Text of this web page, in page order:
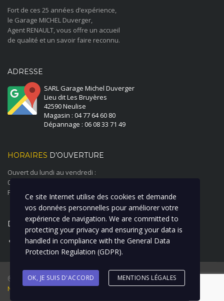
Fort de ces 25 années d’expérience,
le Garage MICHEL Duverger,
Agent RENAULT, vous offre un accueil
de qualité et un savoir faire reconnu.
ADRESSE
SARL Garage Michel Duverger
Lieu dit Les Bruyères
42590 Neulise
Magasin : 04 77 64 60 80
Dépannage : 06 08 33 71 49
HORAIRES D’OUVERTURE
Ouvert du lundi au vendredi :
08:00 à 12:00 - 14:00 à 18:00
Fermé le samedi et le dimanche
DERNIÈRE ACTUALITÉ
ATELIER CARROSSERIE PEINTURE
@ 2018 Garage Duverger Renault I Création : La Clique à Bill I
Mentions Légales
Ce site Internet utilise des cookies et demande
vos données personnelles pour améliorer votre
expérience de navigation. We are committed to
protecting your privacy and ensuring your data is
handled in compliance with the General Data
Protection Regulation (GDPR).
OK, JE SUIS D'ACCORD MENTIONS LÉGALES